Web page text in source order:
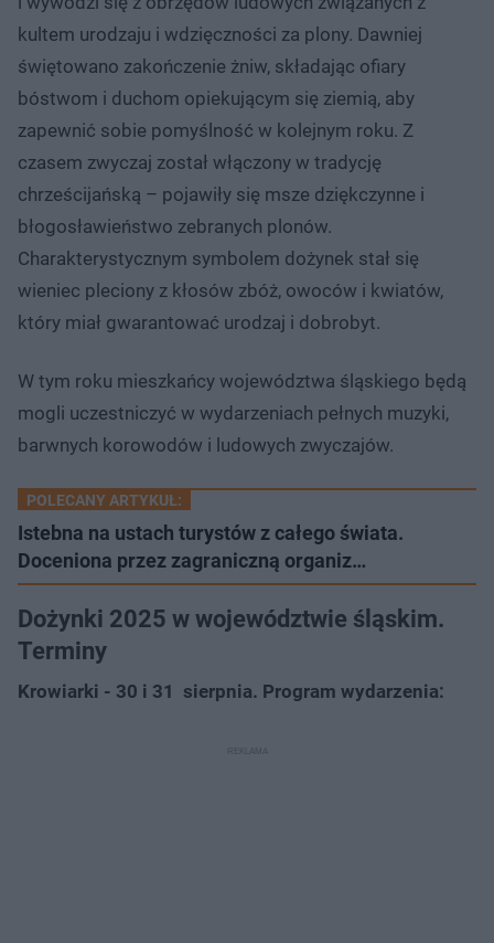
kultem urodzaju i wdzięczności za plony. Dawniej
świętowano zakończenie żniw, składając ofiary
bóstwom i duchom opiekującym się ziemią, aby
zapewnić sobie pomyślność w kolejnym roku. Z
czasem zwyczaj został włączony w tradycję
chrześcijańską – pojawiły się msze dziękczynne i
błogosławieństwo zebranych plonów.
Charakterystycznym symbolem dożynek stał się
wieniec pleciony z kłosów zbóż, owoców i kwiatów,
który miał gwarantować urodzaj i dobrobyt.
W tym roku mieszkańcy województwa śląskiego będą
mogli uczestniczyć w wydarzeniach pełnych muzyki,
barwnych korowodów i ludowych zwyczajów.
POLECANY ARTYKUŁ:
Istebna na ustach turystów z całego świata.
Doceniona przez zagraniczną organiz…
Dożynki 2025 w województwie śląskim.
Terminy
Krowiarki - 30 i 31 sierpnia. Program wydarzenia: